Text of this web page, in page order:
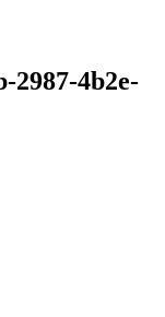
2987-4b2e-